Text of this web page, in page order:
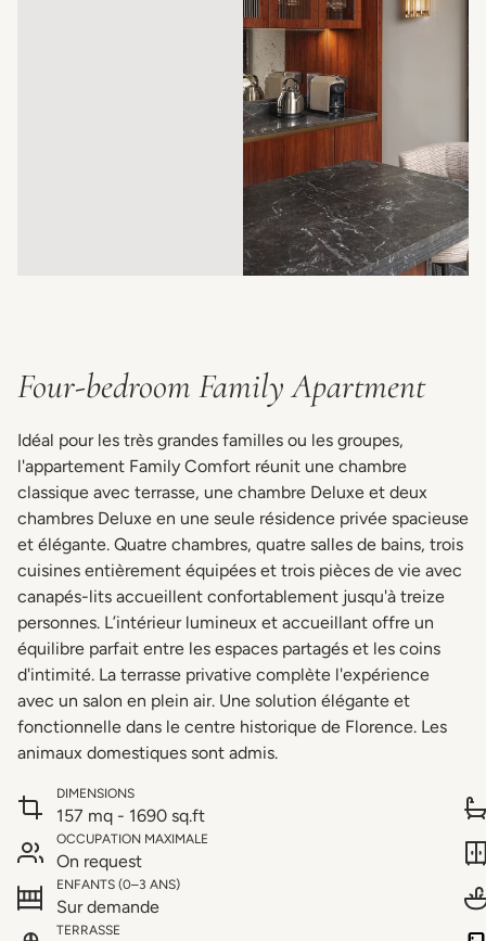
Four-bedroom Family Apartment
Idéal pour les très grandes familles ou les groupes,
l'appartement Family Comfort réunit une chambre
classique avec terrasse, une chambre Deluxe et deux
chambres Deluxe en une seule résidence privée spacieuse
et élégante. Quatre chambres, quatre salles de bains, trois
cuisines entièrement équipées et trois pièces de vie avec
canapés-lits accueillent confortablement jusqu'à treize
personnes. L’intérieur lumineux et accueillant offre un
équilibre parfait entre les espaces partagés et les coins
d'intimité. La terrasse privative complète l'expérience
avec un salon en plein air. Une solution élégante et
fonctionnelle dans le centre historique de Florence. Les
animaux domestiques sont admis.
DIMENSIONS
157 mq - 1690 sq.ft
OCCUPATION MAXIMALE
On request
ENFANTS (0–3 ANS)
Sur demande
TERRASSE